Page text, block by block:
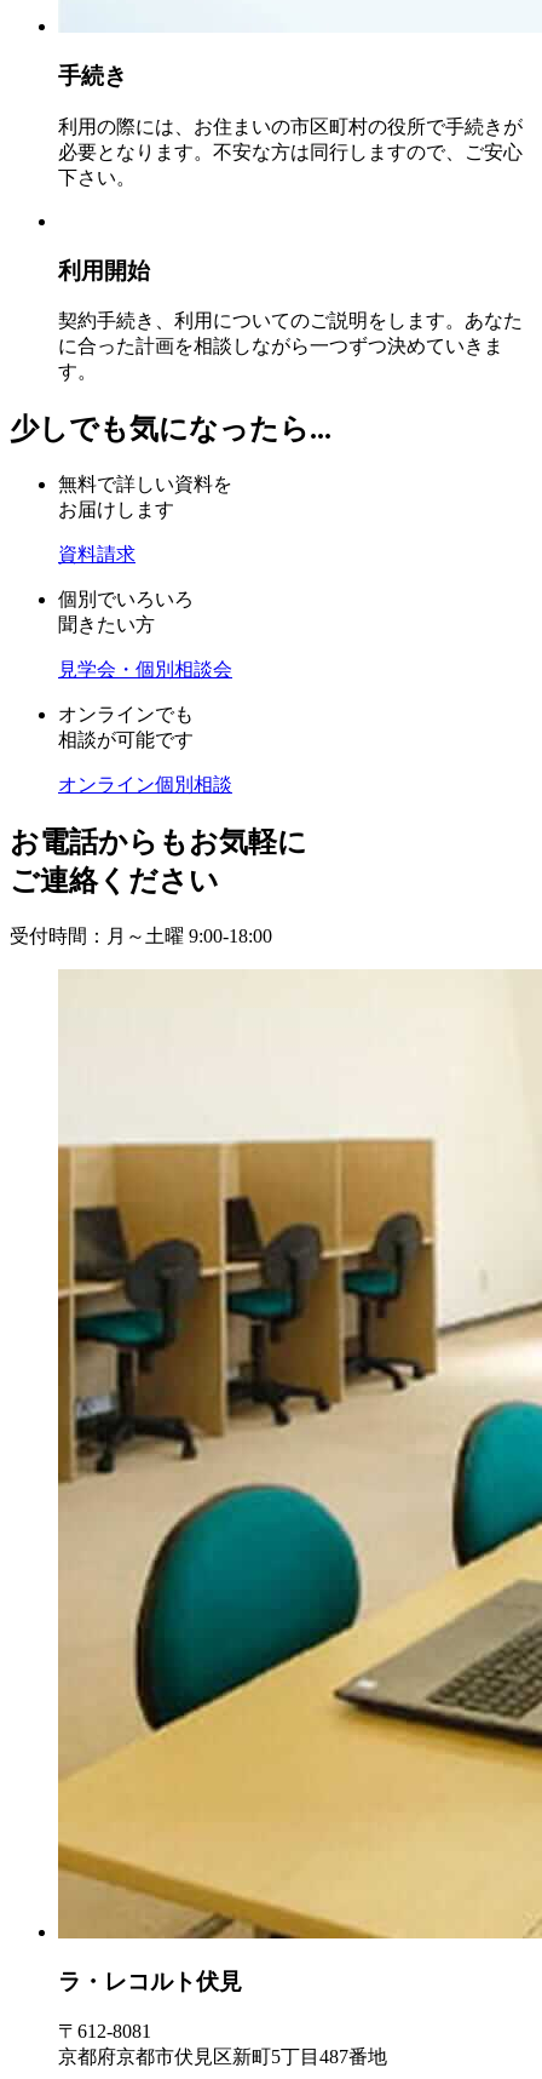
手続き
利用の際には、お住まいの市区町村の役所で手続きが
必要となります。不安な方は同行しますので、ご安心
下さい。
利用開始
契約手続き、利用についてのご説明をします。あなた
に合った計画を相談しながら一つずつ決めていきま
す。
少しでも気になったら...
無料で詳しい資料を
お届けします
資料請求
個別でいろいろ
聞きたい方
見学会・個別相談会
オンラインでも
相談が可能です
オンライン個別相談
お電話からもお気軽に
ご連絡ください
受付時間：月～土曜 9:00-18:00
ラ・レコルト伏見
〒612-8081
京都府京都市伏見区新町5丁目487番地